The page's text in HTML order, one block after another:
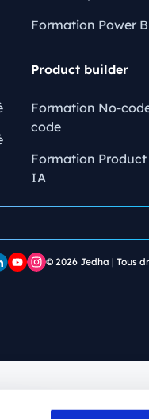
Formation Power
Product builder
Formation No-
code
Formation
IA
© 2026 Jedha | Tous